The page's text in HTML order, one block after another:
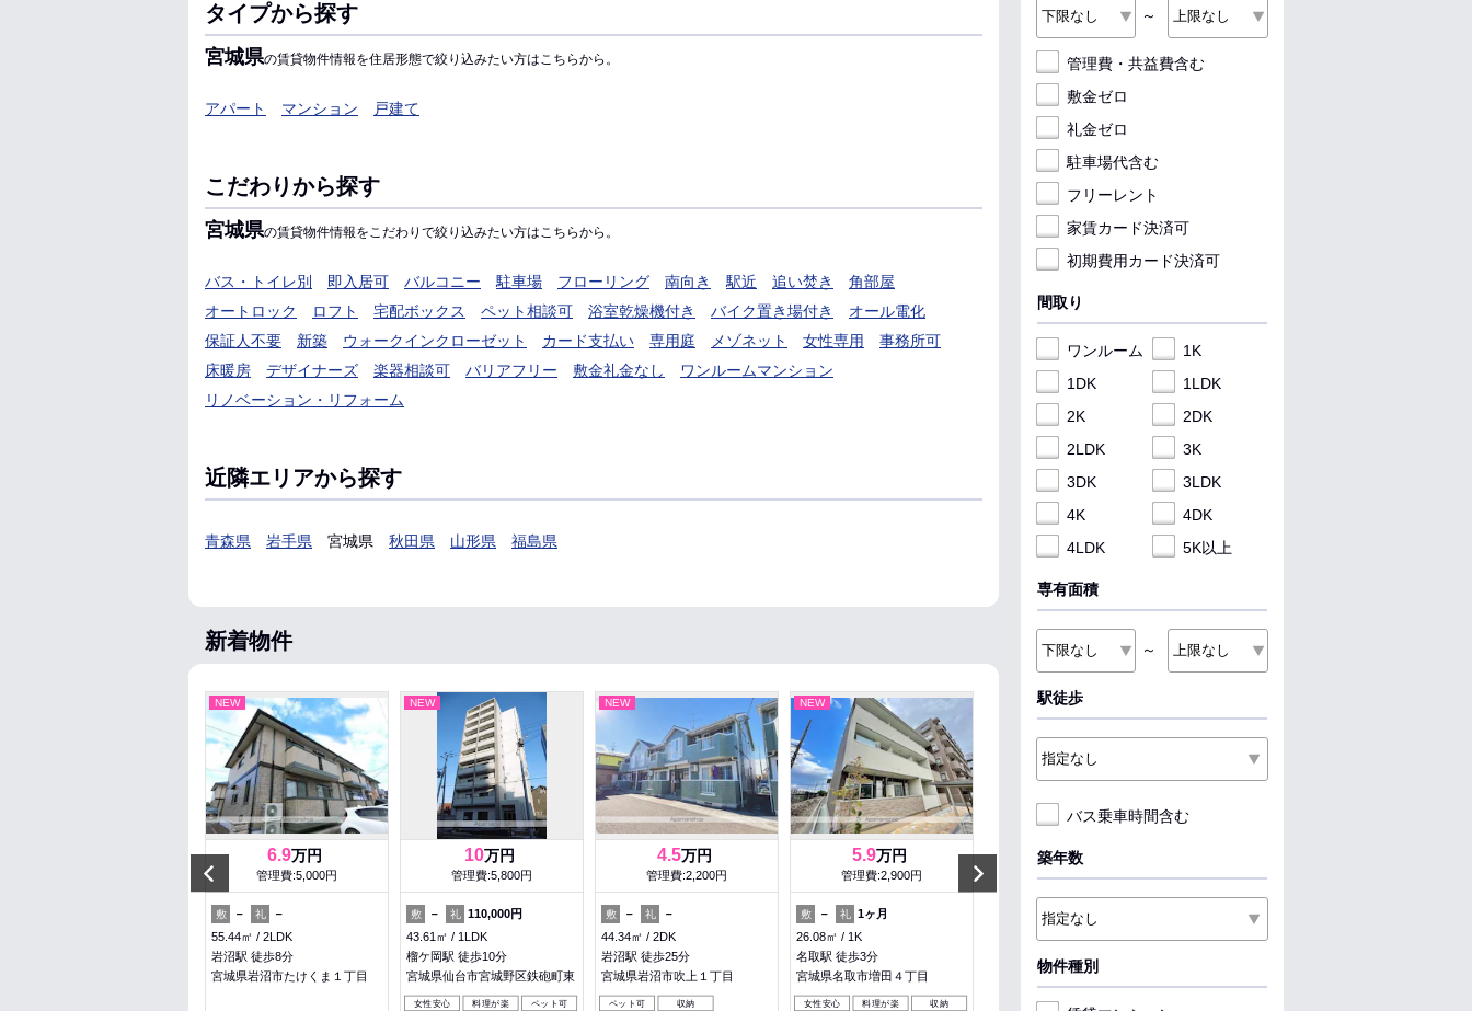
タイプから探す
宮城県の賃貸物件情報を住居形態で絞り込みたい方はこちらから。
アパート マンション 戸建て
こだわりから探す
宮城県の賃貸物件情報をこだわりで絞り込みたい方はこちらから。
バス・トイレ別 即入居可 バルコニー 駐車場 フローリング 南向き 駅近 追い焚き
角部屋
オートロック
ロフト 宅配ボックス ペット相談可 浴室乾燥機付き バイク置き場付き
オール電化
保証人不要
新築 ウォークインクローゼット カード支払い 専用庭 メゾネット 女性専用
事務所可
床暖房
デザイナーズ 楽器相談可 バリアフリー 敷金礼金なし
ワンルームマンション
リノベーション・リフォーム
近隣エリアから探す
青森県 岩手県 宮城県 秋田県 山形県 福島県
新着物件
Previous
NEW
6.9万円
管理費:5,000円
敷 － 礼
－
55.44㎡
2LDK
岩沼駅 徒歩8分
宮城県岩沼市たけくま１丁目
NEW
10万円
管理費:5,800円
敷 － 礼 110,000円
43.61㎡
1LDK
榴ケ岡駅 徒歩10分
宮城県仙台市宮城野区鉄砲町東
女性安心 料理が楽 ペット可
NEW
4.5万円
管理費:2,200円
敷 － 礼
－
44.34㎡
2DK
岩沼駅 徒歩25分
宮城県岩沼市吹上１丁目
ペット可 収納
NEW
5.9万円
管理費:2,900円
敷 － 礼 1ヶ月
26.08㎡
1K
名取駅 徒歩3分
宮城県名取市増田４丁目
女性安心 料理が楽 収納
7万円
管理費:2,900円
礼 1ヶ月
泉中央駅 徒歩14分
宮城県仙台市泉区七北田字東裏
料理が楽
管理費:1,800円
1ヶ月
宮城県仙台市泉区七北田字大沢
～
管理費・共益費含む
敷金ゼロ
礼金ゼロ
駐車場代含む
フリーレント
家賃カード決済可
初期費用カード決済可
間取り
ワンルーム
1K
1DK
1LDK
2K
2DK
2LDK
3K
3DK
3LDK
4K
4DK
4LDK
5K以上
専有面積
～
駅徒歩
バス乗車時間含む
築年数
物件種別